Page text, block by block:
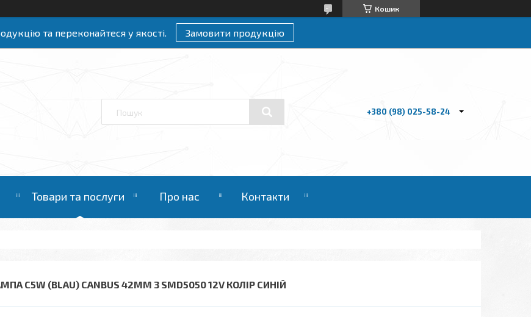
Кошик
та переконайтеся у якості. Замовити продукцію
+380 (98) 025-58-24
Товари та послуги Про нас Контакти
C5W (BLAU) CANBUS 42ММ 3 SMD5050 12V КОЛІР СИНІЙ